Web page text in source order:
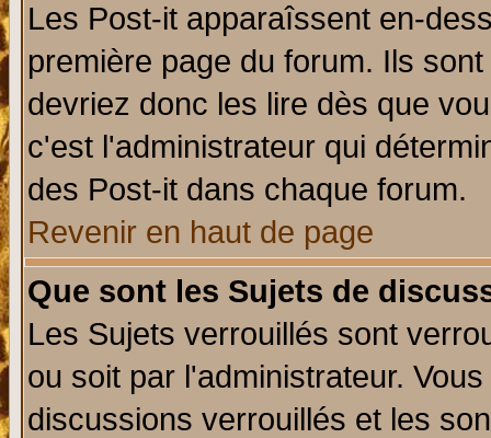
Les Post-it apparaîssent en-
première page du forum. Ils
devriez donc les lire dès que
c'est l'administrateur qui
des Post-it dans chaque forum.
Revenir en haut de page
Que sont les Sujets de
Les Sujets verrouillés sont
ou soit par l'administrateur.
discussions verrouillés et les